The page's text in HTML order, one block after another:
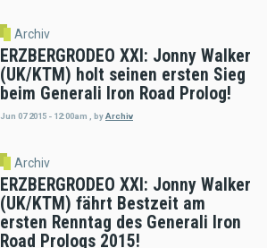
Archiv
ERZBERGRODEO XXI: Jonny Walker
(UK/KTM) holt seinen ersten Sieg
beim Generali Iron Road Prolog!
Jun 07 2015 - 12:00am byArchiv
Archiv
ERZBERGRODEO XXI: Jonny Walker
(UK/KTM) fährt Bestzeit am
ersten Renntag des Generali Iron
Road Prologs 2015!